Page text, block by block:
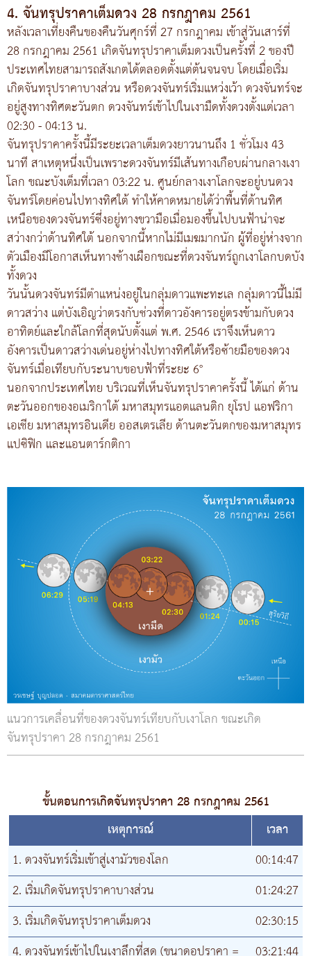
4. จันทรุปราคาเต็มดวง 28 กรกฎาคม 2561
หลังเวลาเที่ยงคืนของคืนวันศุกร์ที่ 27 กรกฎาคม เข้าสู่วันเสาร์ที่
28 กรกฎาคม 2561 เกิดจันทรุปราคาเต็มดวงเป็นครั้งที่ 2 ของปี
ประเทศไทยสามารถสังเกตได้ตลอดตั้งแต่ต้นจนจบ โดยเมื่อเริ่ม
เกิดจันทรุปราคาบางส่วน หรือดวงจันทร์เริ่มแหว่งเว้า ดวงจันทร์จะ
อยู่สูงทางทิศตะวันตก ดวงจันทร์เข้าไปในเงามืดทั้งดวงตั้งแต่เวลา
02:30 - 04:13 น.
จันทรุปราคาครั้งนี้มีระยะเวลาเต็มดวงยาวนานถึง 1 ชั่วโมง 43
นาที สาเหตุหนึ่งเป็นเพราะดวงจันทร์มีเส้นทางเกือบผ่านกลางเงา
โลก ขณะบังเต็มที่เวลา 03:22 น. ศูนย์กลางเงาโลกจะอยู่บนดวง
จันทร์โดยค่อนไปทางทิศใต้ ทำให้คาดหมายได้ว่าพื้นที่ด้านทิศ
เหนือของดวงจันทร์ซึ่งอยู่ทางขวามือเมื่อมองขึ้นไปบนฟ้าน่าจะ
สว่างกว่าด้านทิศใต้ นอกจากนี้หากไม่มีเมฆมากนัก ผู้ที่อยู่ห่างจาก
ตัวเมืองมีโอกาสเห็นทางช้างเผือกขณะที่ดวงจันทร์ถูกเงาโลกบดบัง
ทั้งดวง
วันนั้นดวงจันทร์มีตำแหน่งอยู่ในกลุ่มดาวแพะทะเล กลุ่มดาวนี้ไม่มี
ดาวสว่าง แต่บังเอิญว่าตรงกับช่วงที่ดาวอังคารอยู่ตรงข้ามกับดวง
อาทิตย์และใกล้โลกที่สุดนับตั้งแต่ พ.ศ. 2546 เราจึงเห็นดาว
อังคารเป็นดาวสว่างเด่นอยู่ห่างไปทางทิศใต้หรือซ้ายมือของดวง
จันทร์เมื่อเทียบกับระนาบขอบฟ้าที่ระยะ 6°
นอกจากประเทศไทย บริเวณที่เห็นจันทรุปราคาครั้งนี้ ได้แก่ ด้าน
ตะวันออกของอเมริกาใต้ มหาสมุทรแอตแลนติก ยุโรป แอฟริกา
เอเชีย มหาสมุทรอินเดีย ออสเตรเลีย ด้านตะวันตกของมหาสมุทร
แปซิฟิก และแอนตาร์กติกา
แนวการเคลื่อนที่ของดวงจันทร์เทียบกับเงาโลก ขณะเกิด
จันทรุปราคา 28 กรกฎาคม 2561
ขั้นตอนการเกิดจันทรุปราคา 28 กรกฎาคม 2561
เหตุการณ์
เวลา
1. ดวงจันทร์เริ่มเข้าสู่เงามัวของโลก
00:14:47
2. เริ่มเกิดจันทรุปราคาบางส่วน
01:24:27
3. เริ่มเกิดจันทรุปราคาเต็มดวง
02:30:15